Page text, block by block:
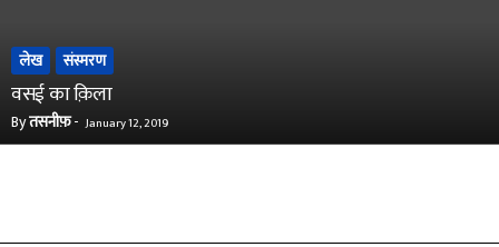
लेख संस्मरण
वसई का क़िला
Byतसनीफ़- January 12, 2019